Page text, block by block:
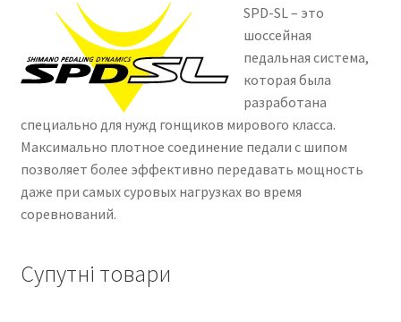
SPD-SL – это
шоссейная
педальная система,
которая была
разработана
специально для нужд гонщиков мирового класса.
Максимально плотное соединение педали с шипом
позволяет более эффективно передавать мощность
даже при самых суровых нагрузках во время
соревнований.
Супутні товари